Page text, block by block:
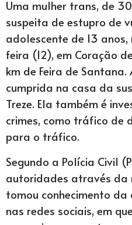
Uma mulher trans, de
suspeita de estupro de
adolescente de 13
feira (12), em Coração
km de Feira de
cumprida na casa da
Treze. Ela também é
crimes, como tráfico de
para o tráfico.
Segundo a Polícia Civil
autoridades através da
tomou conhecimento
nas redes sociais, em